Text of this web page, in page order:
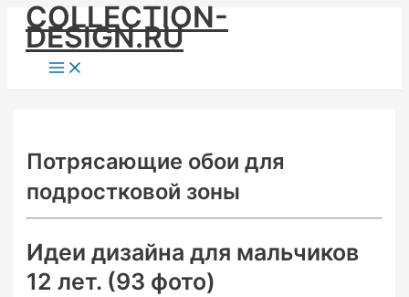
Skip
content
COLLECTION-
DESIGN.RU
Main
Menu
Потрясающие обои для
подростковой зоны
Идеи дизайна для мальчиков
12 лет. (93 фото)